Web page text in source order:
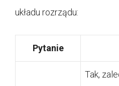
układu rozrządu:
Pytanie
Tak,